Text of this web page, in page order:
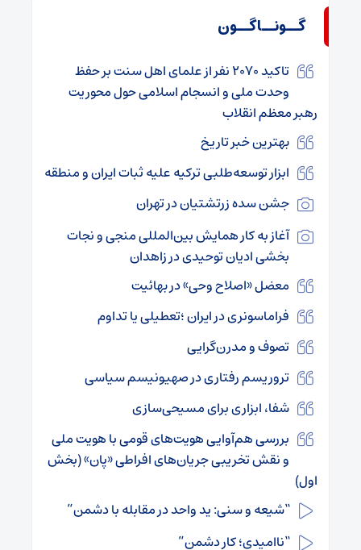
گــونــاگــون
تاکید ۲۰۷۰ نفر از علمای اهل سنت بر حفظ
وحدت ملی و انسجام اسلامی حول محوریت
رهبر معظم انقلاب
بهترین خبر تاریخ
ابزار توسعه‌طلبی ترکیه علیه ثبات ایران و منطقه
جشن سده زرتشتیان در تهران
آغاز به کار همایش بین‌المللی منجی و نجات
بخشی ادیان توحیدی در زاهدان
معضل «اصلاح وحی» در بهائیت
فراماسونری در ایران ؛تعطیلی یا تداوم
تصوف و مدرن‌گرایی
تروریسم رفتاری در صهیونیسم سیاسی
شفا، ابزاری برای مسیحی‌سازی
بررسی هم‌آوایی هویت‌‌های قومی با هویت ملی
و نقش تخریبی جریان‌های افراطی «پان» (بخش
اول)
“شیعه و سنی: ید واحد در مقابله با دشمن”
“ناامیدی؛ کار دشمن”